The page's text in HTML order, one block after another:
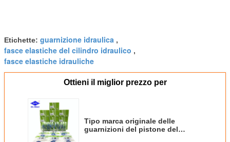
Etichette: guarnizione idraulica ,
fasce elastiche del cilindro idraulico ,
fasce elastiche idrauliche
Ottieni il miglior prezzo per
Tipo marca originale delle
guarnizioni del pistone del